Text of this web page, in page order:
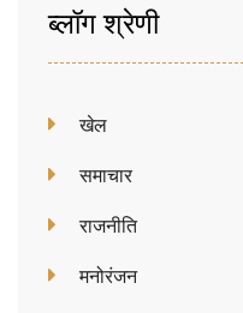
ब्लॉग श्रेणी
खेल
समाचार
राजनीति
मनोरंजन